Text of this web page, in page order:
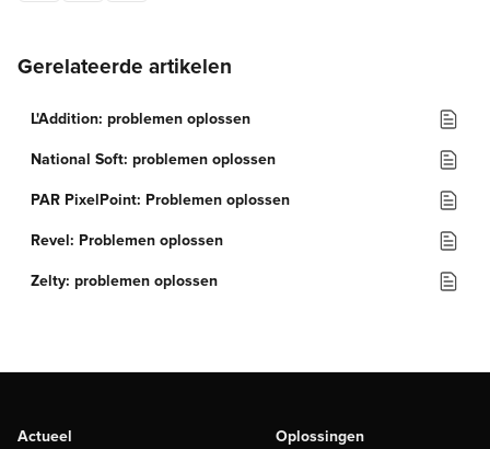
Gerelateerde artikelen
L'Addition: problemen oplossen
National Soft: problemen oplossen
PAR PixelPoint: Problemen oplossen
Revel: Problemen oplossen
Zelty: problemen oplossen
Actueel Oplossingen